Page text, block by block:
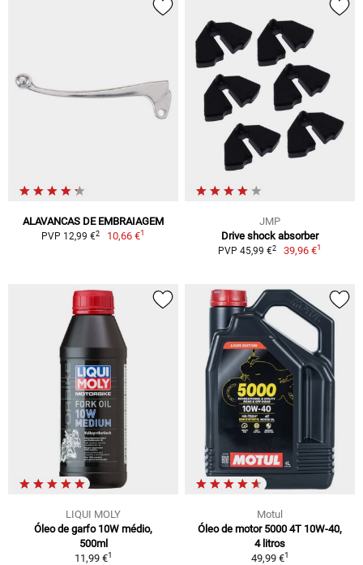
ALAVANCAS DE EMBRAIAGEM
PVP 12,99 €2 10,66 €1
JMP
Drive shock absorber
PVP 45,99 €2 39,96 €1
LIQUI MOLY
Óleo de garfo 10W médio,
500ml
11,99 €1
Motul
Óleo de motor 5000 4T 10W-40,
4 litros
49,99 €1